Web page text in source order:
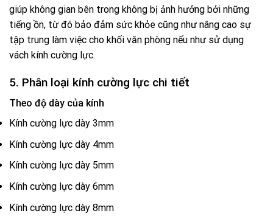
giúp không gian bên trong không bị ảnh hưởng bởi những
tiếng ồn, từ đó bảo đảm sức khỏe cũng như nâng cao sự
tập trung làm việc cho khối văn phòng nếu như sử dụng
vách kính cường lực.
5. Phân loại kính cường lực chi tiết
Theo độ dày của kính
Kính cường lực dày 3mm
Kính cường lực dày 4mm
Kính cường lực dày 5mm
Kính cường lực dày 6mm
Kính cường lực dày 8mm